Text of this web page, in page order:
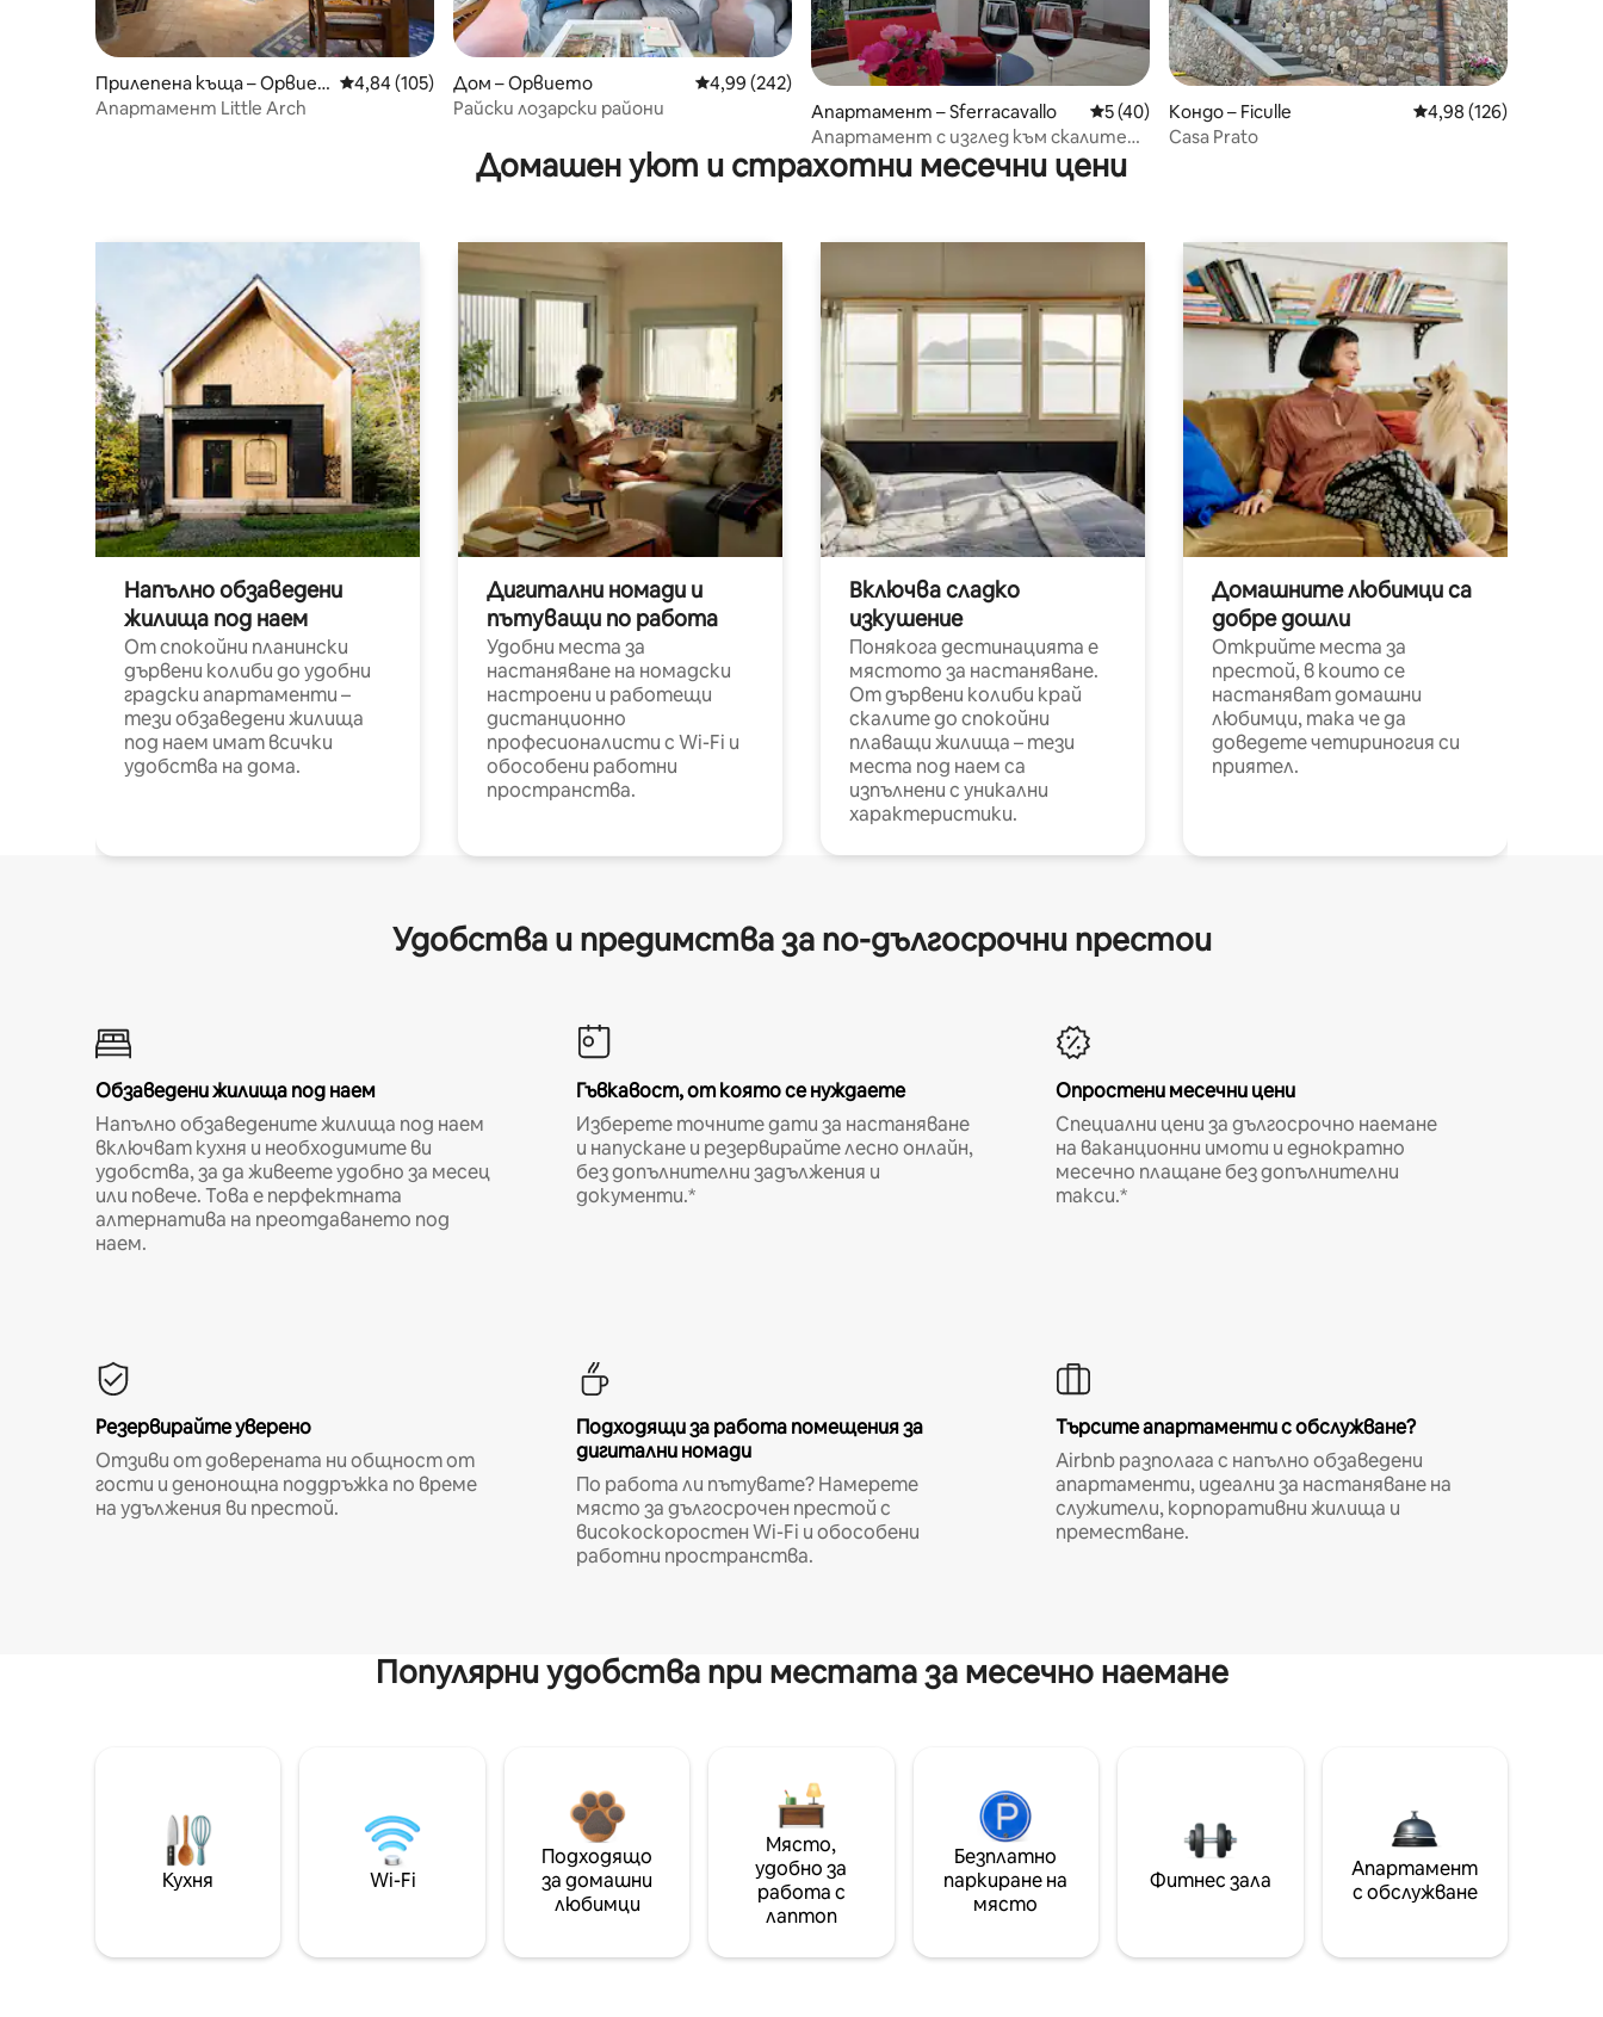
Прилепена къща – Орвие
то
Средна оценка: 4,84 от 5, 105 отзива
4,84 (105)
Апартамент Little Arch
Дом – Орвието Средна оценка: 4,99 от 5, 242 отзива
4,99 (242)
Райски лозарски райони
Апартамент – Sferracavallo Средна оценка: 5 от 5, 40 отзива
5 (40)
Апартамент с изглед към скалите
на Орвието
Кондо – Ficulle Средна оценка: 4,98
4,98 (126)
Casa Prato
Домашен уют и страхотни месечни цени
Напълно обзаведени
жилища под наем
От спокойни планински
дървени колиби до удобни
градски апартаменти –
тези обзаведени жилища
под наем имат всички
удобства на дома.
Дигитални номади и
пътуващи по работа
Удобни места за
настаняване на номадски
настроени и работещи
дистанционно
професионалисти с Wi-Fi и
обособени работни
пространства.
Включва сладко
изкушение
Понякога дестинацията е
мястото за настаняване.
От дървени колиби край
скалите до спокойни
плаващи жилища – тези
места под наем са
изпълнени с уникални
характеристики.
Домашните любимци са
добре дошли
Открийте места за
престой, в които се
настаняват домашни
любимци, така че да
доведете четириногия си
приятел.
Удобства и предимства за по-дългосрочни престои
Обзаведени жилища под наем
Напълно обзаведените жилища под наем
включват кухня и необходимите ви
удобства, за да живеете удобно за месец
или повече. Това е перфектната
алтернатива на преотдаването под
наем.
Гъвкавост, от която се нуждаете
Изберете точните дати за настаняване
и напускане и резервирайте лесно онлайн,
без допълнителни задължения и
документи.*
Опростени месечни цени
Специални цени за дългосрочно наемане
на ваканционни имоти и еднократно
месечно плащане без допълнителни
такси.*
Резервирайте уверено
Отзиви от доверената ни общност от
гости и денонощна поддръжка по време
на удължения ви престой.
Подходящи за работа помещения за
дигитални номади
По работа ли пътувате? Намерете
място за дългосрочен престой с
високоскоростен Wi-Fi и обособени
работни пространства.
Търсите апартаменти с обслужване?
Airbnb разполага с напълно обзаведени
апартаменти, идеални за настаняване на
служители, корпоративни жилища и
преместване.
Популярни удобства при местата за месечно наемане
Кухня Wi-Fi
Подходящо
за домашни
любимци
Място,
удобно за
работа с
лаптоп
Безплатно
паркиране на
място
Фитнес зала
Апартамент
с обслужване